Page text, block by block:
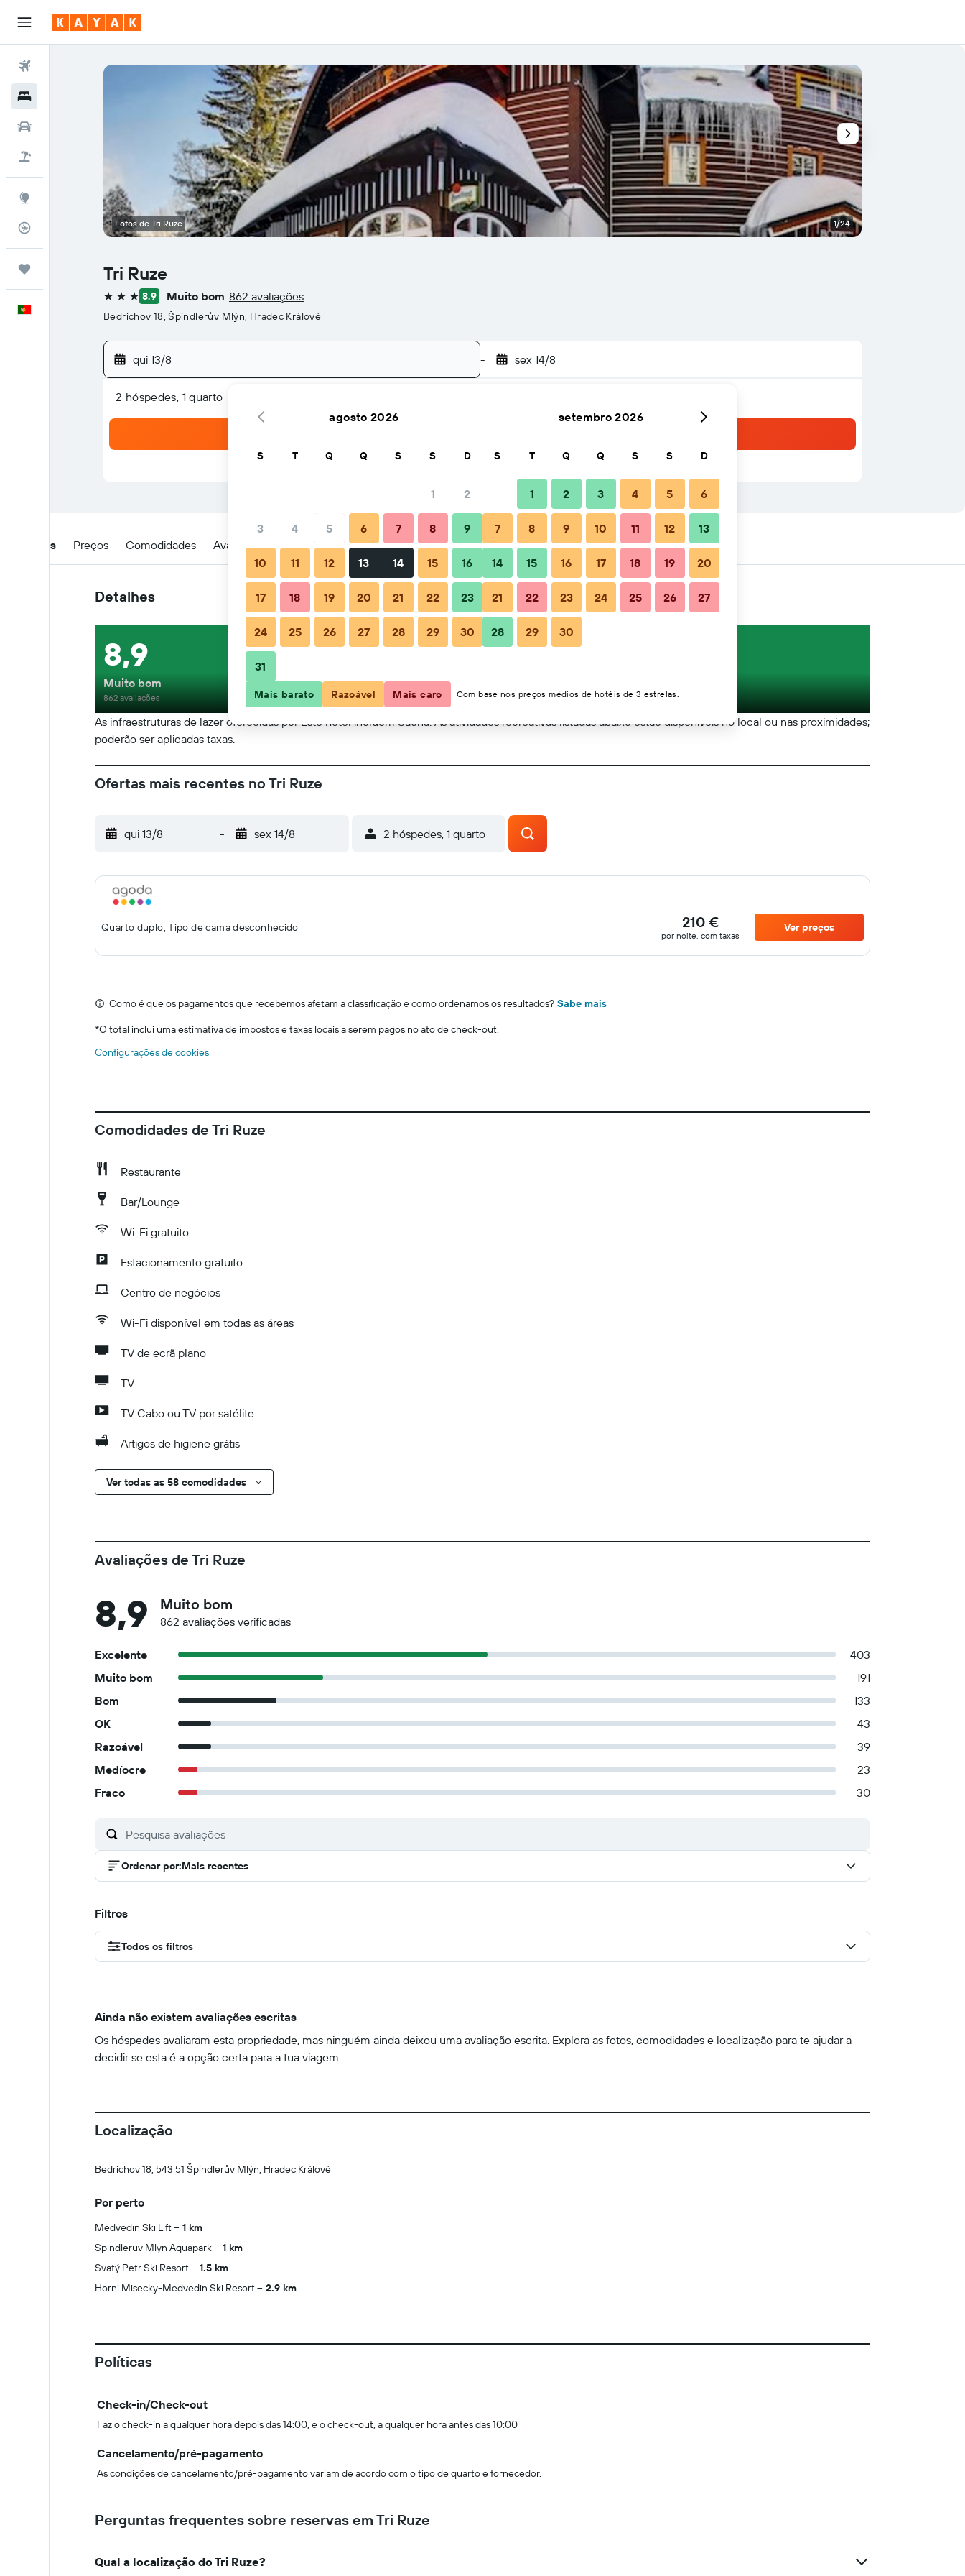
Monitorizador de voos
Tri Ruze
3 estrelas8,9 Muito bom 862 avaliações
Bedrichov 18, Špindlerův Mlýn, Hradec Králové
qui 13/8 - sex 14/8
2 hóspedes, 1 quarto
Fotos de Tri Ruze 1/24
Detalhes Preços Comodidades Avaliações Localização Dicas e Perguntas frequentes Alojamentos próximos
Detalhes
As infraestruturas de lazer oferecidas por Este hotel incluem Sauna. As atividades recreativas listadas abaixo estão disponíveis no local ou nas proximidades;
poderão ser aplicadas taxas.
8,9
Muito bom
862 avaliações
Mostrar no mapa
Ofertas mais recentes no Tri Ruze
qui 13/8 - sex 14/8 2 hóspedes, 1 quarto
Quarto duplo, Tipo de cama desconhecido 210 €
por noite, com taxas
Ver preços
Como é que os pagamentos que recebemos afetam a classificação e como ordenamos os resultados? Sabe mais
*O total inclui uma estimativa de impostos e taxas locais a serem pagos no ato de check-out.
Configurações de cookies
Comodidades de Tri Ruze
Restaurante
Bar/Lounge
Wi-Fi gratuito
Estacionamento gratuito
Centro de negócios
Wi-Fi disponível em todas as áreas
TV de ecrã plano
TV
TV Cabo ou TV por satélite
Artigos de higiene grátis
Ver todas as 58 comodidades
Avaliações de Tri Ruze
8,9 Muito bom
862 avaliações verificadas
Excelente
403
Muito bom
191
Bom
133
OK
43
Razoável
39
Medíocre
23
Fraco
30
Ordenar por:Mais recentes
Filtros
Todos os filtros
Ainda não existem avaliações escritas
Os hóspedes avaliaram esta propriedade, mas ninguém ainda deixou uma avaliação escrita. Explora as fotos, comodidades e localização para te ajudar a
decidir se esta é a opção certa para a tua viagem.
Localização
Bedrichov 18, 543 51 Špindlerův Mlýn, Hradec Králové
Por perto
Medvedin Ski Lift
1 km
Spindleruv Mlyn Aquapark
1 km
Svatý Petr Ski Resort
1.5 km
Horni Misecky-Medvedin Ski Resort
2.9 km
Políticas
Check-in/Check-out
Faz o check-in a qualquer hora depois das 14:00, e o check-out, a qualquer hora antes das 10:00
Cancelamento/pré-pagamento
As condições de cancelamento/pré-pagamento variam de acordo com o tipo de quarto e fornecedor.
Perguntas frequentes sobre reservas em Tri Ruze
Qual a localização do Tri Ruze?
agosto 2026
S T Q Q S S D
1 2
3 4 5 6 7 8 9
10 11 12 13 14 15 16
17 18 19 20 21 22 23
24 25 26 27 28 29 30
31
setembro 2026
S T Q Q S S D
1 2 3 4 5 6
7 8 9 10 11 12 13
14 15 16 17 18 19 20
21 22 23 24 25 26 27
28 29 30
Mais barato Razoável Mais caro Com base nos preços médios de hotéis de 3 estrelas.